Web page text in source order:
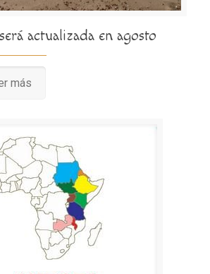
actualizada en agosto
más